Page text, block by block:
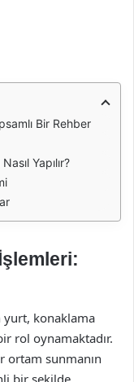
Bir Rehber
Yapılır?
konaklama
rol oynamaktadır.
ortam sunmanın
bir şekilde